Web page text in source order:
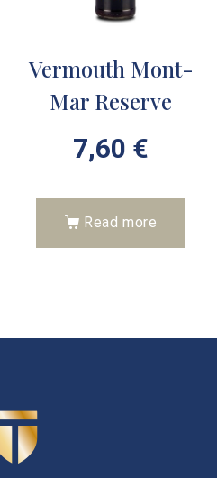
Vermouth Mont-
Mar Reserve
7,60 €
Read more